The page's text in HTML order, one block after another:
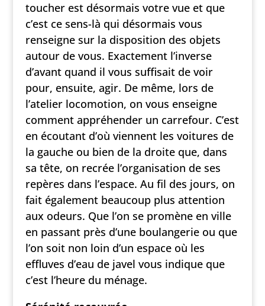
toucher est désormais votre vue et que
c’est ce sens-là qui désormais vous
renseigne sur la disposition des objets
autour de vous. Exactement l’inverse
d’avant quand il vous suffisait de voir
pour, ensuite, agir. De même, lors de
l’atelier locomotion, on vous enseigne
comment appréhender un carrefour. C’est
en écoutant d’où viennent les voitures de
la gauche ou bien de la droite que, dans
sa tête, on recrée l’organisation de ses
repères dans l’espace. Au fil des jours, on
fait également beaucoup plus attention
aux odeurs. Que l’on se promène en ville
en passant près d’une boulangerie ou que
l’on soit non loin d’un espace où les
effluves d’eau de javel vous indique que
c’est l’heure du ménage.